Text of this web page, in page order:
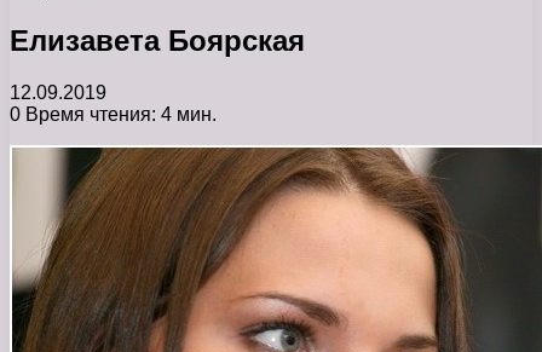
Елизавета Боярская
12.09.2019
0 Время чтения: 4 мин.